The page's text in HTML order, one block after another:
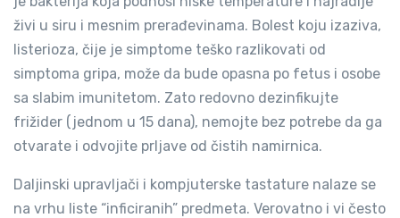
živi u siru i mesnim prerađevinama. Bolest koju izaziva,
listerioza, čije je simptome teško razlikovati od
simptoma gripa, može da bude opasna po fetus i osobe
sa slabim imunitetom. Zato redovno dezinfikujte
frižider (jednom u 15 dana), nemojte bez potrebe da ga
otvarate i odvojite prljave od čistih namirnica.
Daljinski upravljači i kompjuterske tastature nalaze se
na vrhu liste “inficiranih” predmeta. Verovatno i vi često